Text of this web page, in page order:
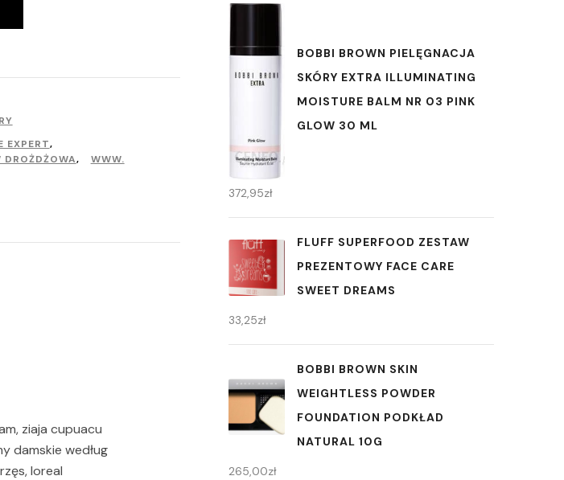
EXPERT,
, WWW.
ziaja cupuacu
damskie według
loreal
BOBBI BROWN PIELĘGNACJA
SKÓRY EXTRA ILLUMINATING
MOISTURE BALM NR 03 PINK
GLOW 30 ML
372,95zł
FLUFF SUPERFOOD ZESTAW
PREZENTOWY FACE CARE
SWEET DREAMS
33,25zł
BOBBI BROWN SKIN
WEIGHTLESS POWDER
FOUNDATION PODKŁAD
NATURAL 10G
265,00zł